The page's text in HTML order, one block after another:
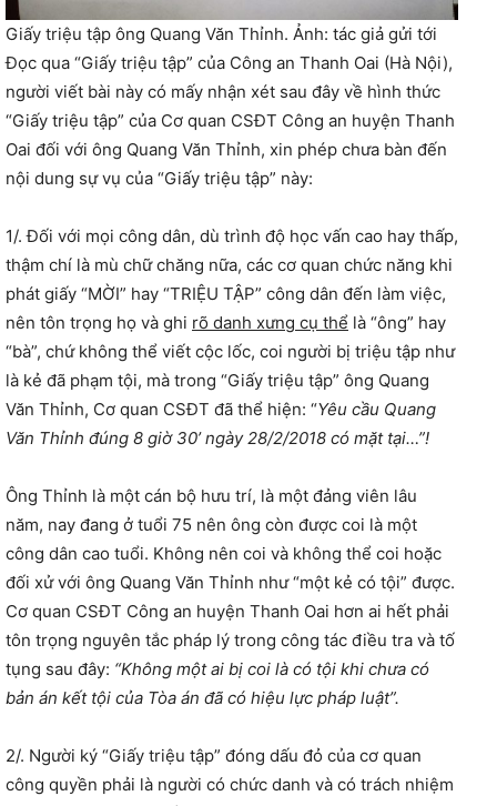
Giấy triệu tập ông Quang Văn Thỉnh. Ảnh: tác giả gửi tới
Đọc qua “Giấy triệu tập” của Công an Thanh Oai (Hà Nội),
người viết bài này có mấy nhận xét sau đây về hình thức
“Giấy triệu tập” của Cơ quan CSĐT Công an huyện Thanh
Oai đối với ông Quang Văn Thỉnh, xin phép chưa bàn đến
nội dung sự vụ của “Giấy triệu tập” này:
1/. Đối với mọi công dân, dù trình độ học vấn cao hay thấp,
thậm chí là mù chữ chăng nữa, các cơ quan chức năng khi
phát giấy “MỜI” hay “TRIỆU TẬP” công dân đến làm việc,
nên tôn trọng họ và ghi rõ danh xưng cụ thể là “ông” hay
“bà”, chứ không thể viết cộc lốc, coi người bị triệu tập như
là kẻ đã phạm tội, mà trong “Giấy triệu tập” ông Quang
Văn Thỉnh, Cơ quan CSĐT đã thể hiện: “Yêu cầu Quang
Văn Thỉnh đúng 8 giờ 30’ ngày 28/2/2018 có mặt tại…”!
Ông Thỉnh là một cán bộ hưu trí, là một đảng viên lâu
năm, nay đang ở tuổi 75 nên ông còn được coi là một
công dân cao tuổi. Không nên coi và không thể coi hoặc
đối xử với ông Quang Văn Thỉnh như “một kẻ có tội” được.
Cơ quan CSĐT Công an huyện Thanh Oai hơn ai hết phải
tôn trọng nguyên tắc pháp lý trong công tác điều tra và tố
tụng sau đây: “Không một ai bị coi là có tội khi chưa có
bản án kết tội của Tòa án đã có hiệu lực pháp luật”.
2/. Người ký “Giấy triệu tập” đóng dấu đỏ của cơ quan
công quyền phải là người có chức danh và có trách nhiệm